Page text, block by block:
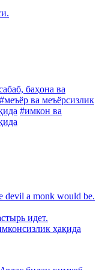
баҳона ва
#меъёр ва меъёрсизлик
#имкон ва
devil a monk would be.
идет.
ҳақида